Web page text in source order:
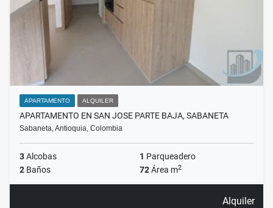
APARTAMENTO ALQUILER
APARTAMENTO EN SAN JOSE PARTE BAJA, SABANETA
Sabaneta, Antioquia, Colombia
3Alcobas 1 Parqueadero
2 Baños 72Área m2
Alquiler